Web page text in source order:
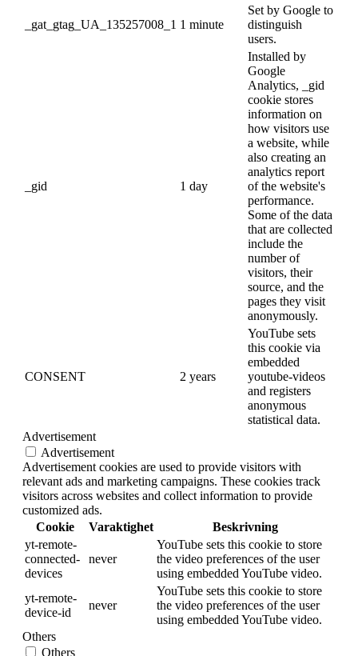
_gat_gtag_UA_135257008_1 1 minute
Set by Google to
distinguish
users.
_gid 1 day
Installed by
Google
Analytics, _gid
cookie stores
information on
how visitors use
a website, while
also creating an
analytics report
of the website's
performance.
Some of the data
that are collected
include the
number of
visitors, their
source, and the
pages they visit
anonymously.
CONSENT 2 years
YouTube sets
this cookie via
embedded
youtube-videos
and registers
anonymous
statistical data.
Advertisement
Advertisement
Advertisement cookies are used to provide visitors with
relevant ads and marketing campaigns. These cookies track
visitors across websites and collect information to provide
customized ads.
Cookie
Varaktighet
Beskrivning
yt-remote-
connected-
devices
never
YouTube sets this cookie to store
the video preferences of the user
using embedded YouTube video.
yt-remote-
device-id
never
YouTube sets this cookie to store
the video preferences of the user
using embedded YouTube video.
Others
Others